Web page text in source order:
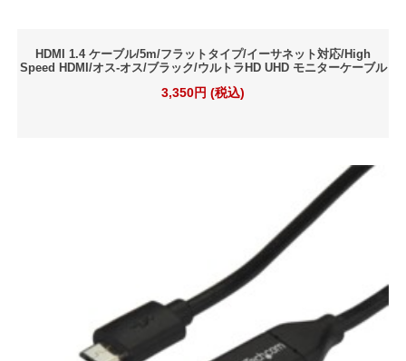
HDMI 1.4 ケーブル/5m/フラットタイプ/イーサネット対応/High
Speed HDMI/オス-オス/ブラック/ウルトラHD UHD モニターケーブル
3,350円 (税込)